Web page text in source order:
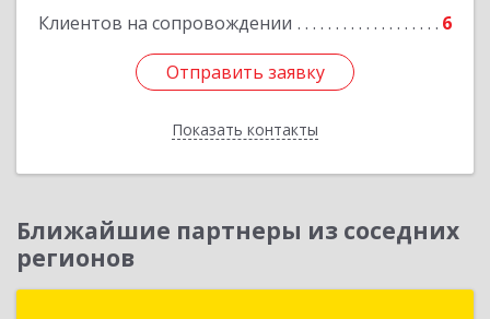
Клиентов на сопровождении 6
Отправить заявку
Показать контакты
Подробнее
Отправить заявку
Назад
Ближайшие партнеры из соседних
регионов